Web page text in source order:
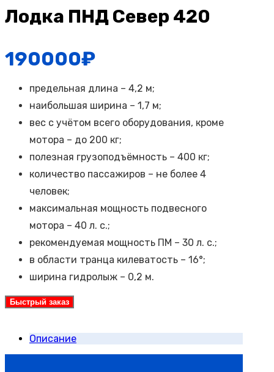
Лодка ПНД Север 420
190000₽
предельная длина – 4,2 м;
наибольшая ширина – 1,7 м;
вес с учётом всего оборудования, кроме
мотора – до 200 кг;
полезная грузоподъёмность – 400 кг;
количество пассажиров – не более 4
человек;
максимальная мощность подвесного
мотора – 40 л. с.;
рекомендуемая мощность ПМ – 30 л. с.;
в области транца килеватость – 16°;
ширина гидролыж – 0,2 м.
Быстрый заказ
Описание